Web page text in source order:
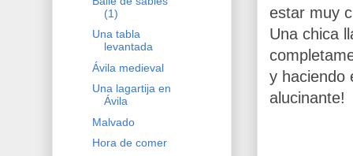
estar muy
Una chica
y haciendo
alucinante!
(1)
Una tabla
levantada
Ávila medieval
Una lagartija en
Ávila
Malvado
Hora de comer